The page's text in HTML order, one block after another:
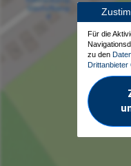
Für die
zu den
Drittanbieter